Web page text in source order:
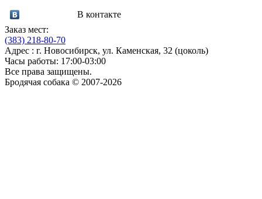
В контакте
Заказ мест:
(383) 218-80-70
Адрес : г. Новосибирск, ул. Каменская, 32 (цоколь)
Часы работы: 17:00-03:00
Все права защищены.
Бродячая собака © 2007-2026